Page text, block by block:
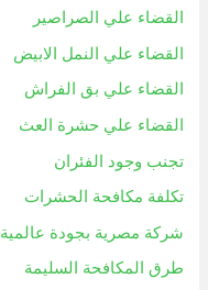
القضاء علي الصراصير
القضاء علي النمل الابيض
القضاء علي بق الفراش
القضاء علي حشرة العث
تجنب وجود الفئران
تكلفة مكافحة الحشرات
شركة مصرية بجودة عالمية
طرق المكافحة السليمة